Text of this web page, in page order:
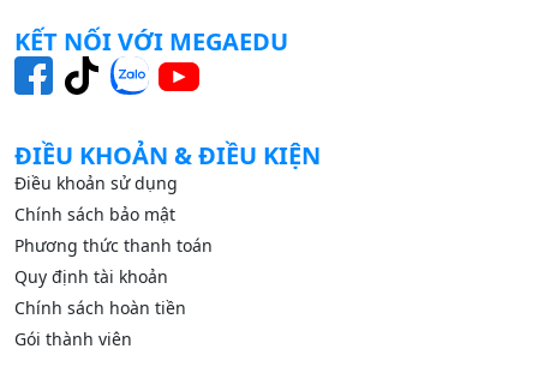
KẾT NỐI VỚI MEGAEDU
ĐIỀU KHOẢN & ĐIỀU KIỆN
Điều khoản sử dụng
Chính sách bảo mật
Phương thức thanh toán
Quy định tài khoản
Chính sách hoàn tiền
Gói thành viên